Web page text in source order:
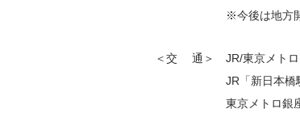
※今後は地方開催
＜交 通＞ JR/東京メトロ
JR「新日本橋駅
東京メトロ銀座線